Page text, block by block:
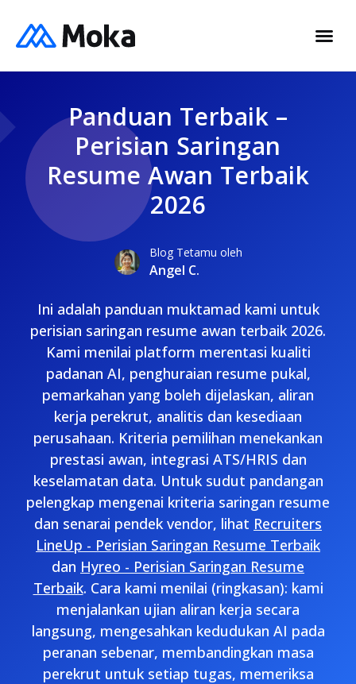
Panduan Terbaik –
Perisian Saringan
Resume Awan Terbaik
2026
Blog Tetamu oleh
Angel C.
Ini adalah panduan muktamad kami untuk
perisian saringan resume awan terbaik 2026.
Kami menilai platform merentasi kualiti
padanan AI, penghuraian resume pukal,
pemarkahan yang boleh dijelaskan, aliran
kerja perekrut, analitis dan kesediaan
perusahaan. Kriteria pemilihan menekankan
prestasi awan, integrasi ATS/HRIS dan
keselamatan data. Untuk sudut pandangan
pelengkap mengenai kriteria saringan resume
dan senarai pendek vendor, lihat Recruiters
LineUp - Perisian Saringan Resume Terbaik
dan Hyreo - Perisian Saringan Resume
Terbaik. Cara kami menilai (ringkasan): kami
menjalankan ujian aliran kerja secara
langsung, mengesahkan kedudukan AI pada
peranan sebenar, membandingkan masa
perekrut untuk setiap tugas, memeriksa